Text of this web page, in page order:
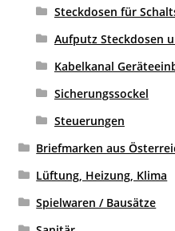
Steckdosen für
Aufputz Steckdosen
Kabelkanal
Sicherungssockel
Steuerungen
Briefmarken aus
Lüftung, Heizung, Klima
Spielwaren / Bausätze